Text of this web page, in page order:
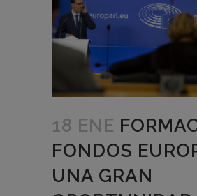
18 ENE
FONDOS
UNA GRAN